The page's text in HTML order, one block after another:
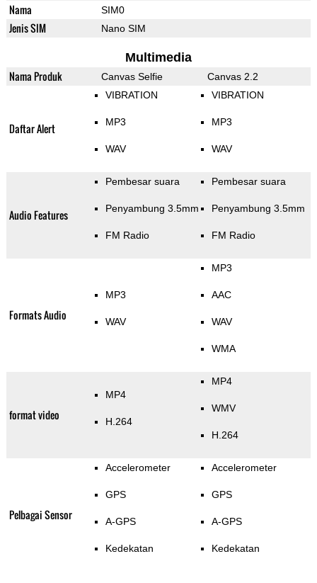
Nama SIM0
Jenis SIM Nano SIM
Multimedia
Nama Produk Canvas Selfie Canvas 2.2
Daftar Alert
VIBRATION
MP3
WAV
VIBRATION
MP3
WAV
Audio Features
Pembesar suara
Penyambung 3.5mm
FM Radio
Pembesar suara
Penyambung 3.5mm
FM Radio
Formats Audio
MP3
WAV
MP3
AAC
WAV
WMA
format video
MP4
H.264
MP4
WMV
H.264
Pelbagai Sensor
Accelerometer
GPS
A-GPS
Kedekatan
Accelerometer
GPS
A-GPS
Kedekatan